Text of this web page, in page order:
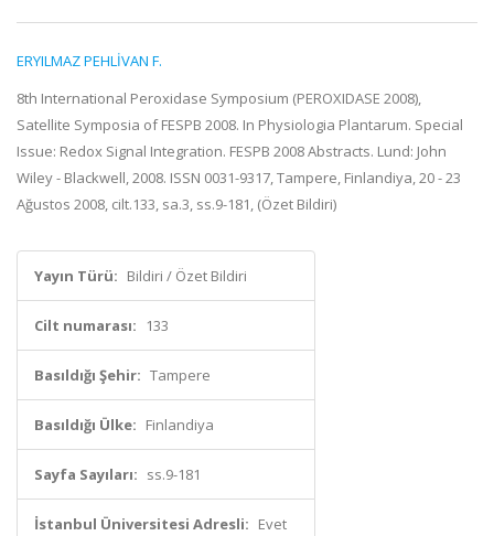
ERYILMAZ PEHLİVAN F.
8th International Peroxidase Symposium (PEROXIDASE 2008),
Satellite Symposia of FESPB 2008. In Physiologia Plantarum. Special
Issue: Redox Signal Integration. FESPB 2008 Abstracts. Lund: John
Wiley - Blackwell, 2008. ISSN 0031-9317, Tampere, Finlandiya, 20 - 23
Ağustos 2008, cilt.133, sa.3, ss.9-181, (Özet Bildiri)
Yayın Türü: Bildiri / Özet Bildiri
Cilt numarası: 133
Basıldığı Şehir: Tampere
Basıldığı Ülke: Finlandiya
Sayfa Sayıları: ss.9-181
İstanbul Üniversitesi Adresli: Evet